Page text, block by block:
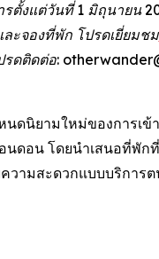
ตั้งแต่วันที่ 1 มิถุนายน
ะจองที่พัก โปรดเยี่ยมชม
ดติดต่อ:
นิยามใหม่ของการเ
ดอน โดยนำเสนอที่พั
สะดวกแบบบริการต